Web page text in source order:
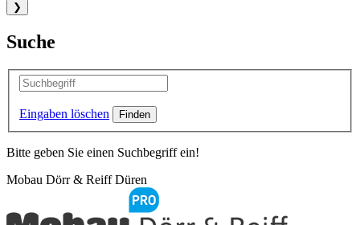
❯
Suche
Eingaben löschen
Bitte geben Sie einen Suchbegriff ein!
Mobau Dörr & Reiff Düren